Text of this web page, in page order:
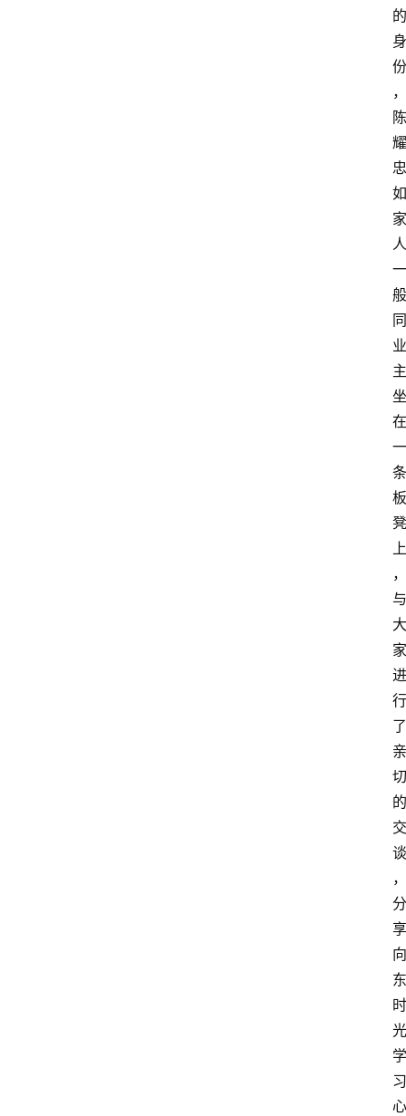
的
身
份
，
陈
耀
忠
如
家
人
一
般
同
业
主
坐
在
一
条
板
凳
上
，
与
大
家
进
行
了
亲
切
的
交
谈
，
分
享
向
东
时
光
学
习
心